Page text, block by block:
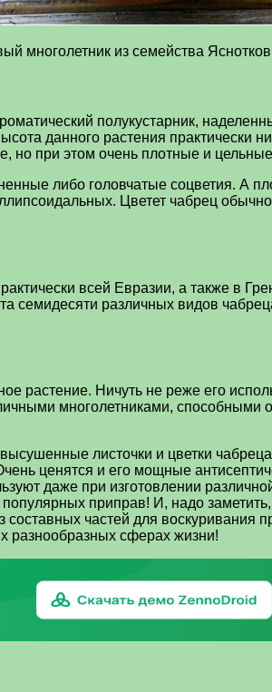
многолетник из семейства
полукустарник,
данного растения практически
но при этом очень плотные и
либо головчатые соцветия. А
Цветет чабрец
всей Евразии, а также в
семидесяти различных видов
растение. Ничуть не реже его
многолетниками,
листочки и цветки
ценятся и его мощные
даже при изготовлении
приправ! И, надо
частей для
разнообразных сферах жизни!